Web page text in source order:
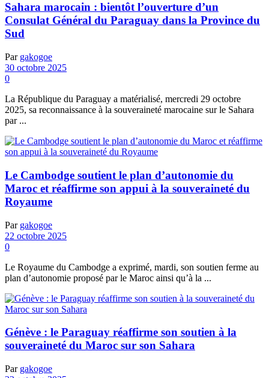
Sahara marocain : bientôt l’ouverture d’un
Consulat Général du Paraguay dans la Province du
Sud
Par gakogoe
30 octobre 2025
0
La République du Paraguay a matérialisé, mercredi 29 octobre
2025, sa reconnaissance à la souveraineté marocaine sur le Sahara
par ...
Le Cambodge soutient le plan d’autonomie du
Maroc et réaffirme son appui à la souveraineté du
Royaume
Par gakogoe
22 octobre 2025
0
Le Royaume du Cambodge a exprimé, mardi, son soutien ferme au
plan d’autonomie proposé par le Maroc ainsi qu’à la ...
Génève : le Paraguay réaffirme son soutien à la
souveraineté du Maroc sur son Sahara
Par gakogoe